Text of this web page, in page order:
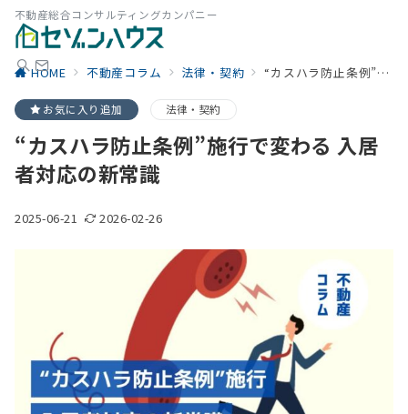
不動産総合コンサルティングカンパニー
HOME 不動産コラム 法律・契約 “カスハラ防止条例”施行で変わる 入居者対応の新常識
お気に入り追加 法律・契約
“カスハラ防止条例”施行で変わる 入居
者対応の新常識
2025-06-21 2026-02-26